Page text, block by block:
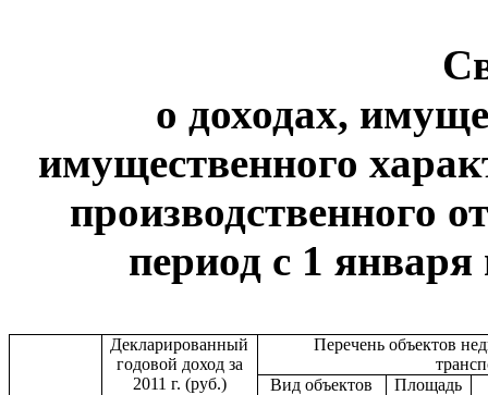
о доходах,
имущественного
производственного
период с 1 января
Декларированный
годовой доход за
2011 г. (руб.)
Перечень объектов
Вид объектов
Площадь